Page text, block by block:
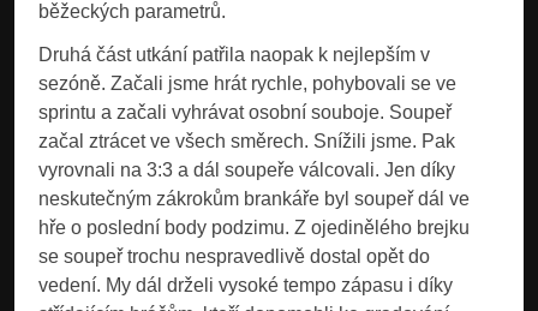
běžeckých parametrů.
Druhá část utkání patřila naopak k nejlepším v
sezóně. Začali jsme hrát rychle, pohybovali se ve
sprintu a začali vyhrávat osobní souboje. Soupeř
začal ztrácet ve všech směrech. Snížili jsme. Pak
vyrovnali na 3:3 a dál soupeře válcovali. Jen díky
neskutečným zákrokům brankáře byl soupeř dál ve
hře o poslední body podzimu. Z ojedinělého brejku
se soupeř trochu nespravedlivě dostal opět do
vedení. My dál drželi vysoké tempo zápasu i díky